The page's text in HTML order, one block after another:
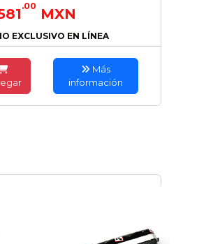
.00 MXN
EXCLUSIVO EN LÍNEA
Más
información